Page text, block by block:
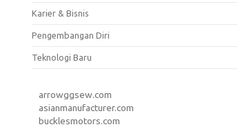
Karier & Bisnis
Pengembangan Diri
Teknologi Baru
arrowggsew.com
asianmanufacturer.com
bucklesmotors.com